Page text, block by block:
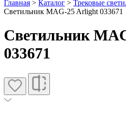
Главная > Каталог > Трековые
Светильник MAG-25 Arlight 033671
Светильник
033671